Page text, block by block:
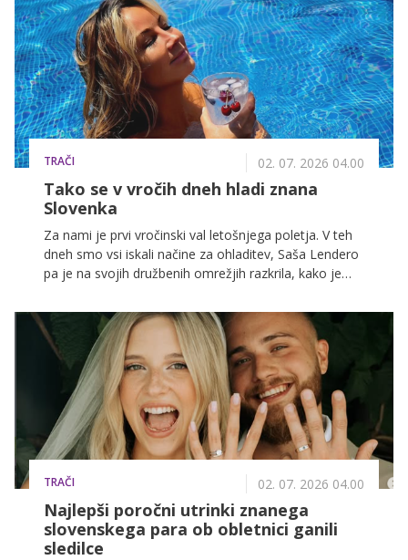
TRAČI 02. 07. 2026 04.00
Tako se v vročih dneh hladi znana
Slovenka
Za nami je prvi vročinski val letošnjega poletja. V teh
dneh smo vsi iskali načine za ohladitev, Saša Lendero
pa je na svojih družbenih omrežjih razkrila, kako je
TRAČI 02. 07. 2026 04.00
Najlepši poročni utrinki znanega
slovenskega para ob obletnici ganili
sledilce